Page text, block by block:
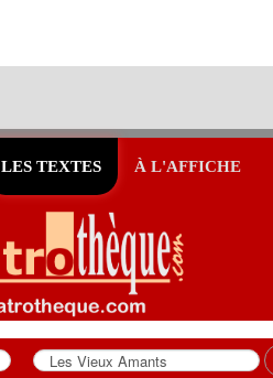
LES TEXTES À L'AFFICHE